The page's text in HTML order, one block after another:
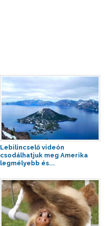
Lebilincselő videón
csodálhatjuk meg Amerika
legmélyebb és...